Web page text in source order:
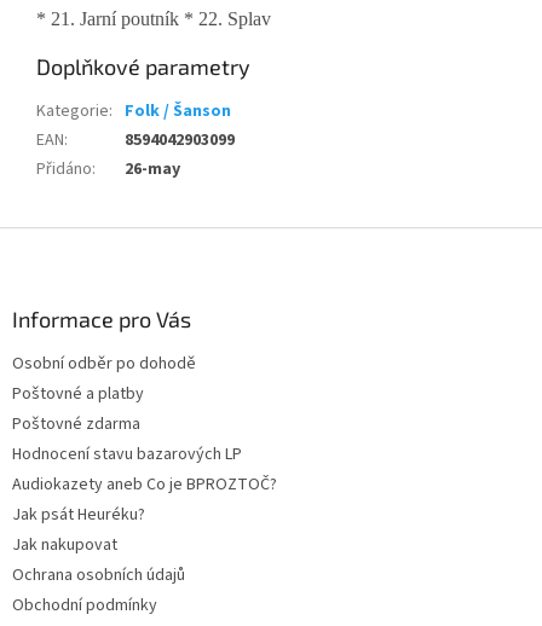
* 21. Jarní poutník * 22. Splav
Doplňkové parametry
Kategorie: Folk / Šanson
EAN:
8594042903099
Přidáno: 26-may
Informace pro Vás
Osobní odběr po dohodě
Poštovné a platby
Poštovné zdarma
Hodnocení stavu bazarových LP
Audiokazety aneb Co je BPROZTOČ?
Jak psát Heuréku?
Jak nakupovat
Ochrana osobních údajů
Obchodní podmínky